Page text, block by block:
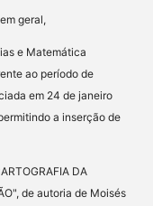
geral,
e Matemática
ao período de
em 24 de janeiro
a inserção de
DA
de autoria de Moisés